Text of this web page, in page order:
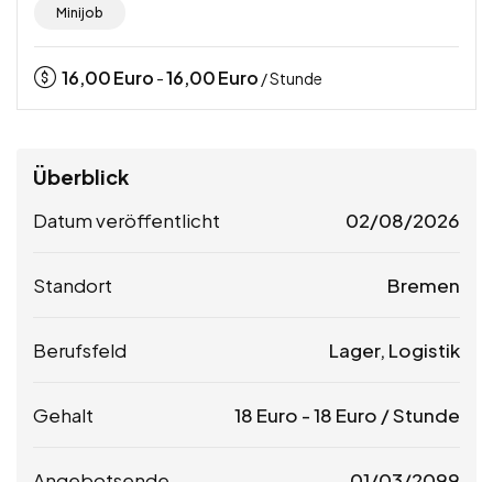
Minijob
16,00Euro -16,00Euro / Stunde
Überblick
Datum veröffentlicht 02/08/2026
Standort Bremen
Berufsfeld Lager, Logistik
Gehalt 18 Euro -18 Euro / Stunde